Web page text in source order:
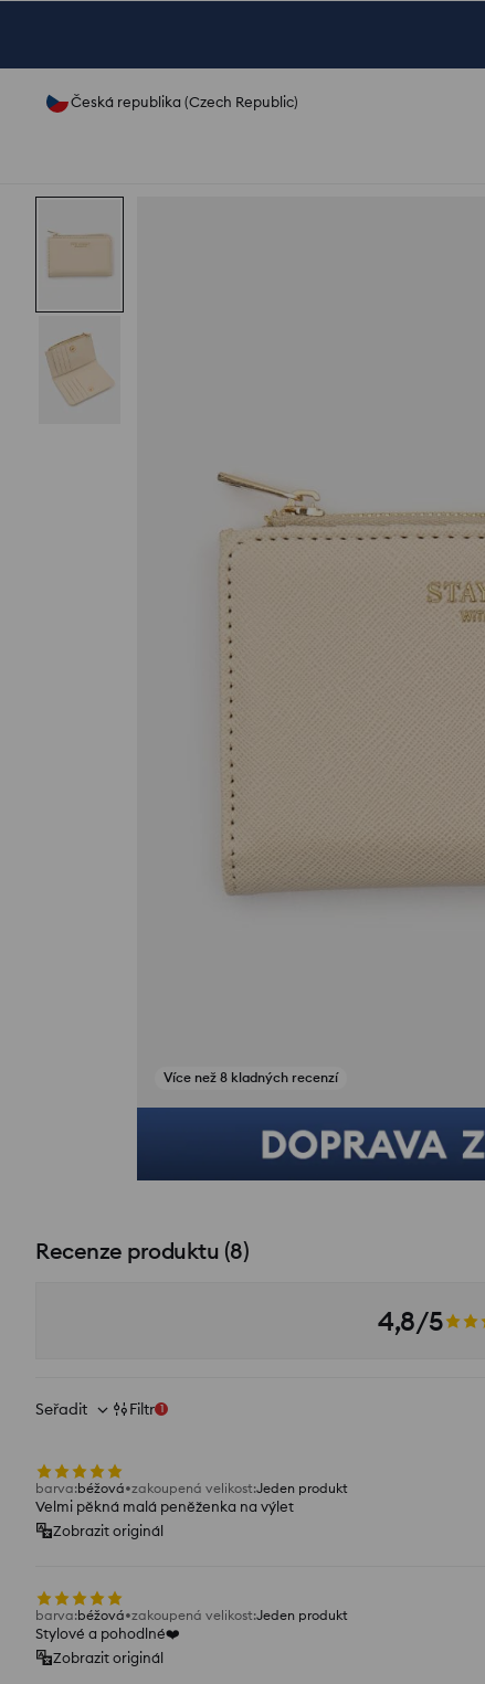
Česká republika (Czech Republic)
Někdo nakoupil během posledních 21 hodin
Recenze produktu (8)
4,8/5
Seřadit Filtr 1
barva:béžová zakoupená velikost:Jeden produkt
Velmi pěkná malá peněženka na výlet
Zobrazit originál
barva:béžová zakoupená velikost:Jeden produkt
Stylové a pohodlné❤️
Zobrazit originál